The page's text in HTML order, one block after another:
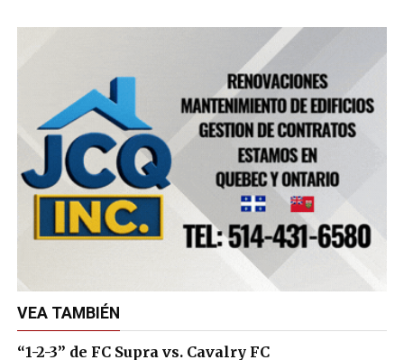
VEA TAMBIÉN
“1-2-3” de FC Supra vs. Cavalry FC